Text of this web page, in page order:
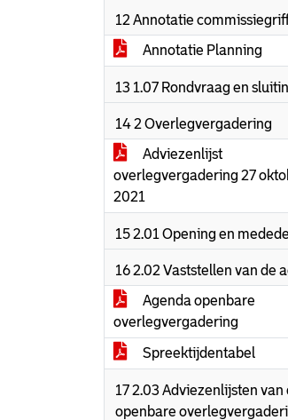
12 Annotatie
Annotatie Planning
13 1.07 Rondvraag en
14 2 Overlegvergadering
Adviezenlijst
overlegvergadering 27
2021
15 2.01 Opening en
16 2.02 Vaststellen van de
Agenda openbare
overlegvergadering
Spreektijdentabel
17 2.03 Adviezenlijsten van
openbare